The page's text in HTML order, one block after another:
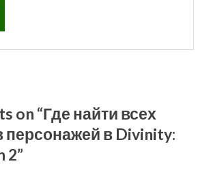
on “Где найти всех
персонажей в Divinity:
2”